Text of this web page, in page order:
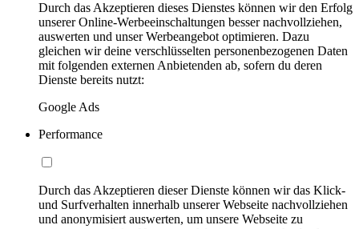
Durch das Akzeptieren dieses Dienstes können wir den Erfolg
unserer Online-Werbeeinschaltungen besser nachvollziehen,
auswerten und unser Werbeangebot optimieren. Dazu
gleichen wir deine verschlüsselten personenbezogenen Daten
mit folgenden externen Anbietenden ab, sofern du deren
Dienste bereits nutzt:
Google Ads
Performance
Durch das Akzeptieren dieser Dienste können wir das Klick-
und Surfverhalten innerhalb unserer Webseite nachvollziehen
und anonymisiert auswerten, um unsere Webseite zu